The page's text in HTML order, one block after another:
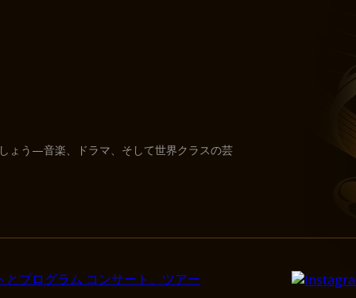
ょう—音楽、ドラマ、そして世界クラスの芸